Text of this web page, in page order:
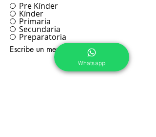
Pre Kínder
Kínder
Primaria
Secundaria
Preparatoria
Escribe un mensaje
Whatsapp